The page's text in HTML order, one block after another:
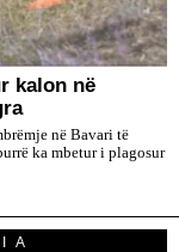
kalon në
në Bavari të
ka mbetur i plagosur